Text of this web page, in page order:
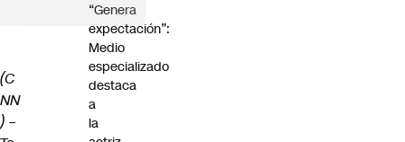
(C
NN
) –
“Genera
expectación”:
Medio
especializado
destaca
a
la